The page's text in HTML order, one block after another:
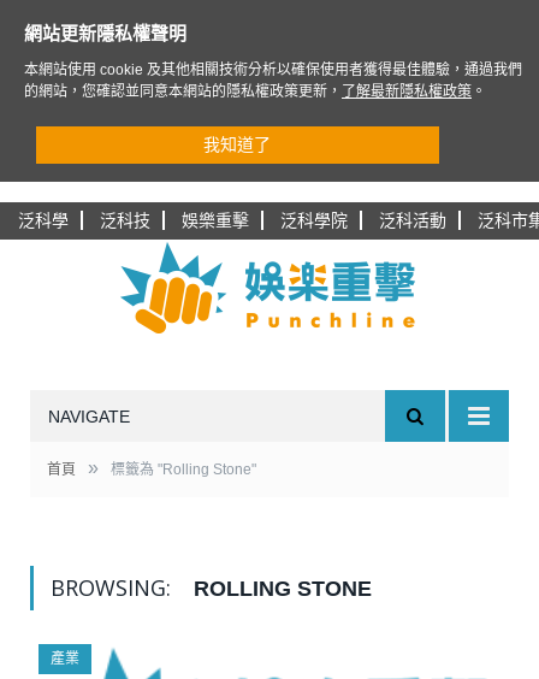
泛科學 泛科技 娛樂重擊 泛科學院 泛科活動 泛科市
NAVIGATE
首頁 » 標籤為 "Rolling Stone"
BROWSING: ROLLING STONE
產業
網站更新隱私權聲明
本網站使用 cookie 及其他相關技術分析以確保使用者獲得最佳體驗，通過我們
的網站，您確認並同意本網站的隱私權政策更新，
了解最新隱私權政策 。
我知道了